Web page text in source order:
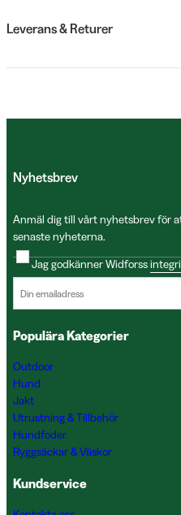
Leverans & Returer
Nyhetsbrev
Anmäl dig till vårt nyhetsbrev för
senaste nyheterna.
Jag godkänner Widforss
Populära Kategorier
Outdoor
Hund
Jakt
Utrustning & Tillbehör
Hundfoder
Ryggsäckar & Väskor
Kundservice